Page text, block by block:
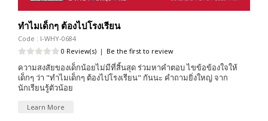
ทำไมเด็กๆ ต้องไปโรงเรียน
Code : I-WHY-0684
0 Review(s) | Be the first to review
ความสงสัยของเด็กน้อยไม่มีที่สิ้นสุด ร่วมหาคำตอบ ไขข้อข้องใจให้
เด็กๆ ว่า "ทำไมเด็กๆ ต้องไปโรงเรียน" กันนะ คำถามยิ่งใหญ่ จาก
นักเรียนรู้ตัวน้อย
Learn More